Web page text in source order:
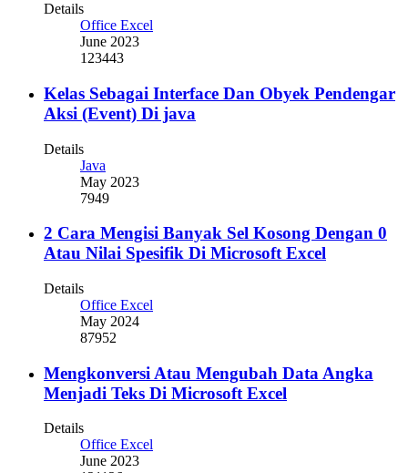
Details
Office Excel
June 2023
123443
Kelas Sebagai Interface Dan Obyek Pendengar
Aksi (Event) Di java
Details
Java
May 2023
7949
2 Cara Mengisi Banyak Sel Kosong Dengan 0
Atau Nilai Spesifik Di Microsoft Excel
Details
Office Excel
May 2024
87952
Mengkonversi Atau Mengubah Data Angka
Menjadi Teks Di Microsoft Excel
Details
Office Excel
June 2023